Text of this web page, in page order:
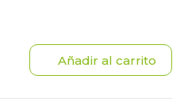
Añadir al carrito